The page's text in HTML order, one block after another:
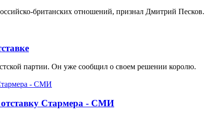
британских отношений, признал Дмитрий Песков.
партии. Он уже сообщил о своем решении королю.
отставку Стармера - СМИ